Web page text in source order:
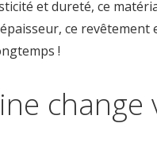
et dureté, ce
ce
!